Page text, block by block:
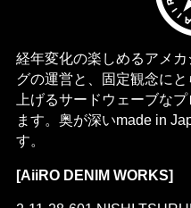
経年変化の楽しめるアメ
グの運営と、固定観念に
上げるサードウェーブな
ます。奥が深いmade in
す。
[AiiRO DENIM WORKS]